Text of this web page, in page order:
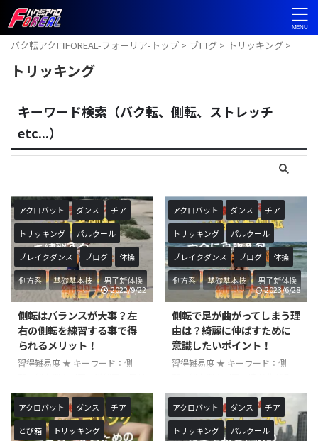
バク転アクロFOREAL-フォーリア-トップ > ブログ > トリッキング >
トリッキング
キーワード検索（バク転、側転、ストレッチ
etc...）
アクロバット ダンス チア
トリッキング パルクール
ブレイクダンス ブログ 体操
側方系 基礎基本技
男子新体操
2022/9/22
側転はバランスが大事？左
右の側転を練習する事で得
られるメリット！
習得難易度 ★ キーワード：側
側転 こんにちは！やすです！今
回は、側転で左右それぞれの方向
で練習することのメリットについ
て解説いたします。バランスよく
アクロバット ダンス チア
トリッキング パルクール
ブレイクダンス ブログ 体操
側方系 基礎基本技
男子新体操
2023/6/28
側転で足が曲がってしまう理
由は？綺麗に伸ばすために
意識したいポイント！
習得難易度 ★ キーワード：側
綺麗に出来ない こんにちは！や
すです！今回は、側転で膝が曲が
ってしまい綺麗に回ることが出来
ない方の練習方法やコツをご紹介
アクロバット ダンス チア
とび箱 トリッキング
アクロバット ダンス チア
トリッキング パルクール